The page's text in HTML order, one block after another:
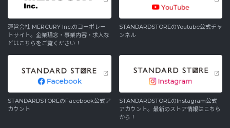
運営会社 MERCURY Inc.のコーポレー
トサイト。企業理念・事業内容・求人な
どはこちらをご覧ください！
STANDARDSTOREのYoutube公式チャ
ンネル
STANDARDSTOREのFacebook公式ア
カウント
STANDARDSTOREのInstagram公式
アカウント。最新のストア情報はこちら
から！